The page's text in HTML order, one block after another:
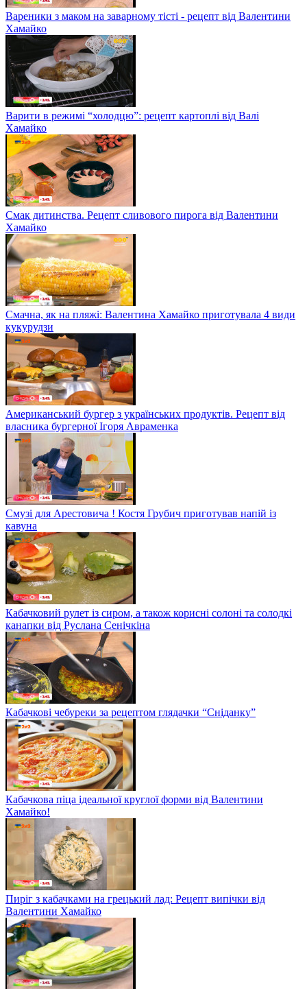
Вареники з маком на заварному тісті - рецепт від Валентини
Хамайко
Варити в режимі “холодцю”: рецепт картоплі від Валі
Хамайко
Смак дитинства. Рецепт сливового пирога від Валентини
Хамайко
Смачна, як на пляжі: Валентина Хамайко приготувала 4 види
кукурудзи
Американський бургер з українських продуктів. Рецепт від
власника бургерної Ігоря Авраменка
Смузі для Арестовича ! Костя Грубич приготував напій із
кавуна
Кабачковий рулет із сиром, а також корисні солоні та солодкі
канапки від Руслана Сенічкіна
Кабачкові чебуреки за рецептом глядачки “Сніданку”
Кабачкова піца ідеальної круглої форми від Валентини
Хамайко!
Пиріг з кабачками на грецький лад: Рецепт випічки від
Валентини Хамайко